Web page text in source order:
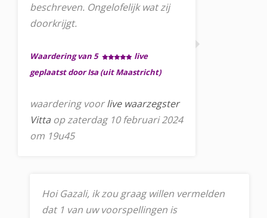
beschreven. Ongelofelijk wat zij
doorkrijgt.
Waardering van 5
live
geplaatst door Isa (uit Maastricht)
waardering voorlive waarzegster
Vitta op zaterdag 10 februari 2024
om 19u45
Hoi Gazali, ik zou graag willen vermelden
dat 1 van uw voorspellingen is